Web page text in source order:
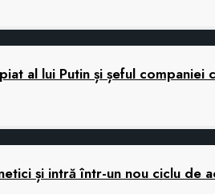
al lui Putin și șeful
și intră într-un nou ciclu de